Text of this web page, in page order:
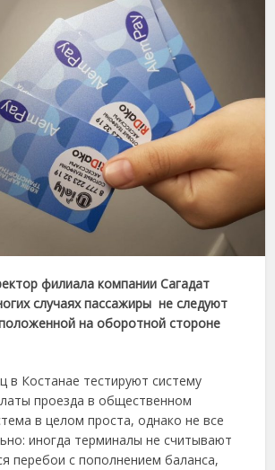
филиала компании Сагадат
случаях пассажиры не следуют
на оборотной стороне
в Костанае тестируют систему
проезда в общественном
в целом проста, однако не все
иногда терминалы не считывают
перебои с пополнением баланса,